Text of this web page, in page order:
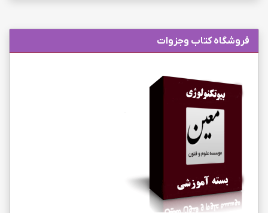
فروشگاه کتاب وجزوات